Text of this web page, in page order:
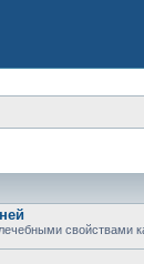
свойствами